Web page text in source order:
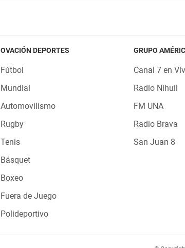
OVACIÓN DEPORTES
Fútbol
Mundial
Automovilismo
Rugby
Tenis
Básquet
Boxeo
Fuera de Juego
Polideportivo
GRUPO
Canal 7 en
Radio Nihuil
FM UNA
Radio Brava
San Juan 8